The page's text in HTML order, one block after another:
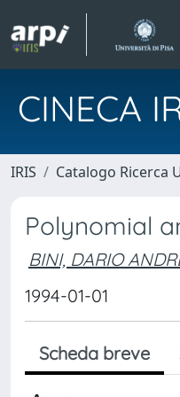
CINECA
IRIS Catalogo Ricerca
Polynomial
BINI, DARIO
1994-01-01
Scheda breve